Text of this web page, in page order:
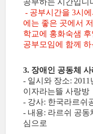
- 공부시간을 3시
에는 좋은 곳에서
학교에 홍화숙샘
공부모임에 함께
3. 장애인 공동체
- 일시와 장소:
이자라는뜰 사랑방
- 강사: 한국라르쉬
- 내용: 라르쉬 공동
심으로